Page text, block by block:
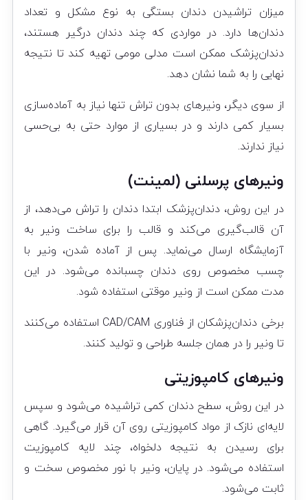
میزان تراشیدن دندان بستگی به نوع مشکل و تعداد
دندان‌ها دارد. در مواردی که چند دندان درگیر هستند،
دندان‌پزشک ممکن است مدلی مومی تهیه کند تا نتیجه
نهایی را به شما نشان دهد.
از سوی دیگر، ونیرهای بدون تراش تنها نیاز به آماده‌سازی
بسیار کمی دارند و در بسیاری از موارد حتی به بی‌حسی
نیاز ندارند.
ونیرهای پرسلنی (لمینت)
در این روش، دندان‌پزشک ابتدا دندان را تراش می‌دهد، از
آن قالب‌گیری می‌کند و قالب را برای ساخت ونیر به
آزمایشگاه ارسال می‌نماید. پس از آماده شدن، ونیر با
چسب مخصوص روی دندان چسبانده می‌شود. در این
مدت ممکن است از ونیر موقتی استفاده شود.
برخی دندان‌پزشکان از فناوری CAD/CAM استفاده می‌کنند
تا ونیر را در همان جلسه طراحی و تولید کنند.
ونیرهای کامپوزیتی
در این روش، سطح دندان کمی تراشیده می‌شود و سپس
لایه‌ای نازک از مواد کامپوزیتی روی آن قرار می‌گیرد. گاهی
برای رسیدن به نتیجه دلخواه، چند لایه کامپوزیت
استفاده می‌شود. در پایان، ونیر با نور مخصوص سخت و
ثابت می‌شود.